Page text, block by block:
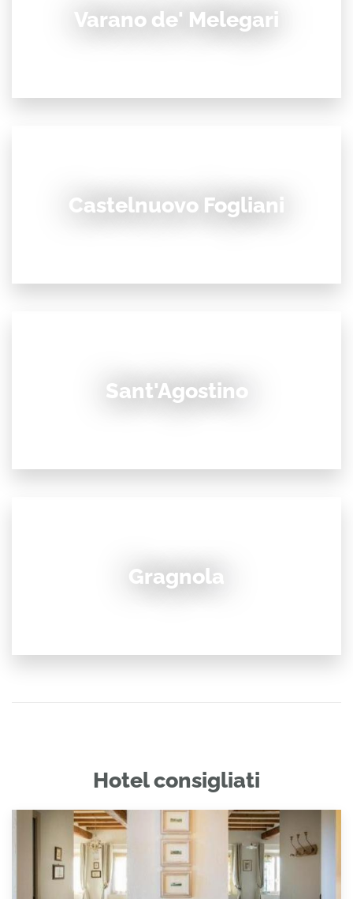
Varano de' Melegari
Castelnuovo Fogliani
Sant'Agostino
Gragnola
Hotel consigliati